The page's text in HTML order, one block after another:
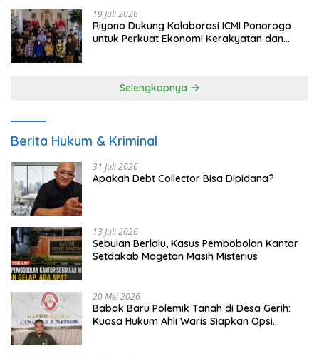
19 Juli 2026
Riyono Dukung Kolaborasi ICMI Ponorogo
untuk Perkuat Ekonomi Kerakyatan dan
Selengkapnya
Berita Hukum & Kriminal
31 Juli 2026
Apakah Debt Collector Bisa Dipidana?
13 Juli 2026
Sebulan Berlalu, Kasus Pembobolan Kantor
Setdakab Magetan Masih Misterius
20 Mei 2026
Babak Baru Polemik Tanah di Desa Gerih:
Kuasa Hukum Ahli Waris Siapkan Opsi